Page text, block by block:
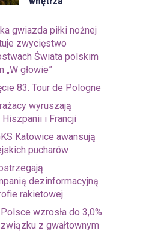
gwiazda piłki nożnej
zwycięstwo
Świata polskim
„W głowie”
83. Tour de Pologne
wyruszają
Hiszpanii i Francji
Katowice awansują
pucharów
dezinformacyjną
rakietowej
wzrosła do 3,0%
z gwałtownym